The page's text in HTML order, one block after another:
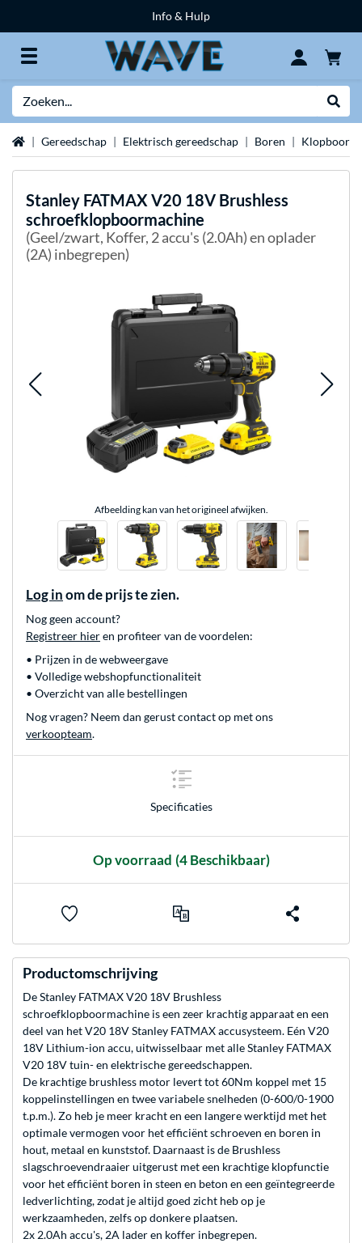
Info & Hulp
HomeGereedschap Elektrisch gereedschap Boren
Stanley FATMAX V20 18V Brushless
schroefklopboormachine
(Geel/zwart, Koffer, 2 accu's (2.0Ah) en oplader
(2A) inbegrepen)
Afbeelding kan van het origineel afwijken.
Log in om de prijs te zien.
Nog geen account?
Registreer hieren profiteer van de voordelen:
• Prijzen in de webweergave
• Volledige webshopfunctionaliteit
• Overzicht van alle bestellingen
Nog vragen? Neem dan gerust contact op met ons
verkoopteam.
Specificaties
Op voorraad (4 Beschikbaar)
Productomschrijving
De Stanley FATMAX V20 18V Brushless
schroefklopboormachine is een zeer krachtig apparaat en een
deel van het V20 18V Stanley FATMAX accusysteem. Eén V20
18V Lithium-ion accu, uitwisselbaar met alle Stanley FATMAX
V20 18V tuin- en elektrische gereedschappen.
De krachtige brushless motor levert tot 60Nm koppel met 15
koppelinstellingen en twee variabele snelheden (0-600/0-1900
t.p.m.). Zo heb je meer kracht en een langere werktijd met het
optimale vermogen voor het efficiënt schroeven en boren in
hout, metaal en kunststof. Daarnaast is de Brushless
slagschroevendraaier uitgerust met een krachtige klopfunctie
voor het efficiënt boren in steen en beton en een geïntegreerde
ledverlichting, zodat je altijd goed zicht heb op je
werkzaamheden, zelfs op donkere plaatsen.
2x 2.0Ah accu's, 2A lader en koffer inbegrepen.